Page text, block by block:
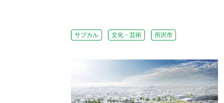
サブカル 文化・芸術 所沢市